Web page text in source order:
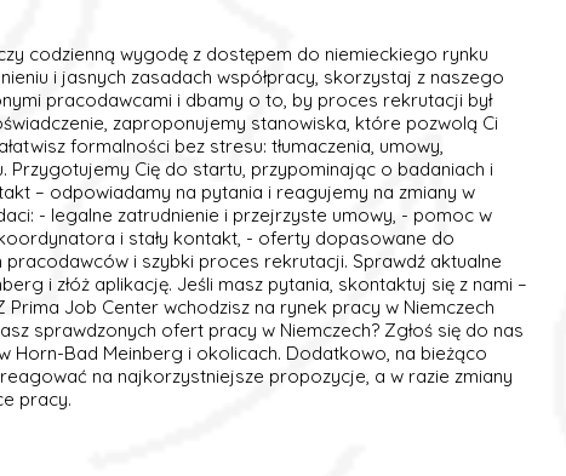
codzienną wygodę z dostępem do niemieckiego rynku
i jasnych zasadach współpracy, skorzystaj z naszego
pracodawcami i dbamy o to, by proces rekrutacji był
zaproponujemy stanowiska, które pozwolą Ci
formalności bez stresu: tłumaczenia, umowy,
Przygotujemy Cię do startu, przypominając o badaniach i
– odpowiadamy na pytania i reagujemy na zmiany w
- legalne zatrudnienie i przejrzyste umowy, - pomoc w
i stały kontakt, - oferty dopasowane do
i szybki proces rekrutacji. Sprawdź aktualne
i złóż aplikację. Jeśli masz pytania, skontaktuj się z nami –
Job Center wchodzisz na rynek pracy w Niemczech
sprawdzonych ofert pracy w Niemczech? Zgłoś się do nas
Horn-Bad Meinberg i okolicach. Dodatkowo, na bieżąco
na najkorzystniejsze propozycje, a w razie zmiany
pracy.